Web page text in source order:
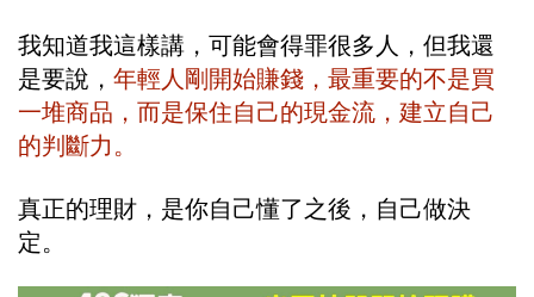
我知道我這樣講，可能會得罪很多人，但我還
是要說， 年輕人剛開始賺錢，最重要的不是買
一堆商品，而是保住自己的現金流，建立自己
的判斷力。
真正的理財，是你自己懂了之後，自己做決
定。